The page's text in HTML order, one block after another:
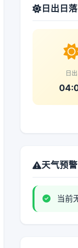
日出日落
日出
天气预警
当前